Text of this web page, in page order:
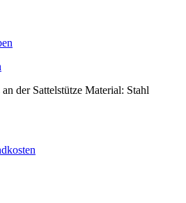
der Sattelstütze Material: Stahl